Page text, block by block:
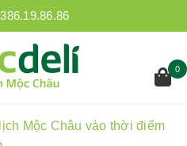
0
Mộc Châu vào thời điểm